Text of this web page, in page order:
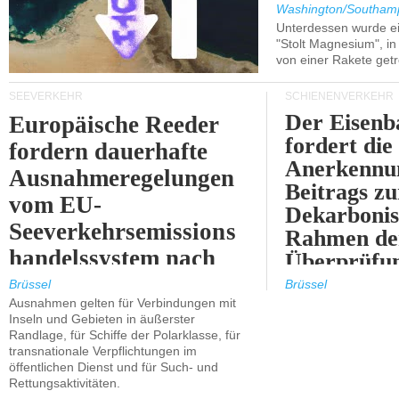
Washington/
Unterdessen wurde
"Stolt Magnesium",
von einer Rakete
SEEVERKEHR
Europäische Reeder
fordern dauerhafte
Ausnahmeregelungen
vom EU-
Seeverkehrsemissions
handelssystem nach
2030.
Brüssel
Ausnahmen gelten für Verbindungen mit
Inseln und Gebieten in äußerster
Randlage, für Schiffe der Polarklasse, für
transnationale Verpflichtungen im
öffentlichen Dienst und für Such- und
Rettungsaktivitäten.
SCHIENENVERKEHR
Der
fordert die
Beitrags
Rahmen
ETS.
Brüssel